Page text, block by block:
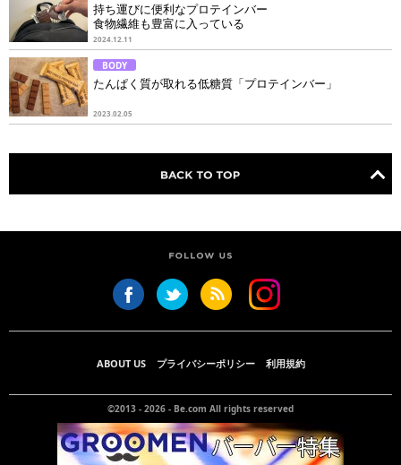
ダイエット
理容室
持ち運びに便利なプロテインバー
食物繊維も豊富に入っている
2024.12.11
BODY
たんぱく質が取れる低糖質「プロテインバー」
2023.02.05
ABOUT US プライバシーポリシー 利用規約
©2013 - 2026 - Be.com All rights reserved